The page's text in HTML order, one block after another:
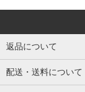
返品について
配送・送料について